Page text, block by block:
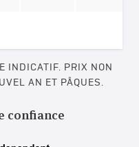
INDICATIF. PRIX NON
AN ET PÂQUES.
confiance